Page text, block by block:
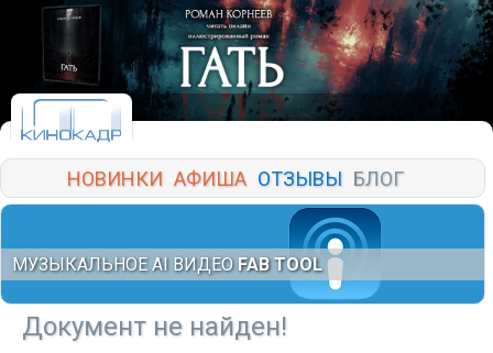
НОВИНКИ АФИША ОТЗЫВЫ БЛОГ
МУЗЫКАЛЬНОЕ AI ВИДЕО FAB TOOL
Документ не найден!